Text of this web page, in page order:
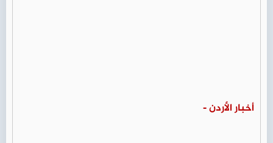
أخبار الأردن -